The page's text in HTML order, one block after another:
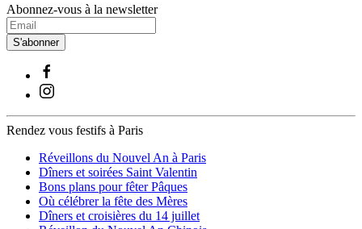
Abonnez-vous à la newsletter
S'abonner
Rendez vous festifs à Paris
Réveillons du Nouvel An à Paris
Dîners et soirées Saint Valentin
Bons plans pour fêter Pâques
Où célébrer la fête des Mères
Dîners et croisières du 14 juillet